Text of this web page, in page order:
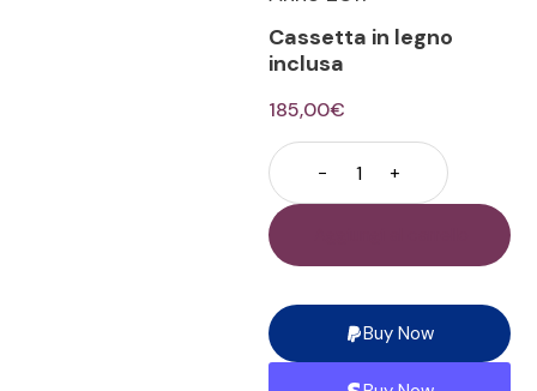
Cassetta in legno
inclusa
185,00€
− +
Buy Now